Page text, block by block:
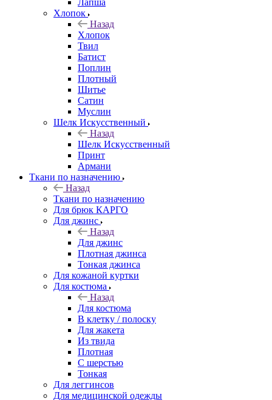
Лапша
Хлопок
Назад
Хлопок
Твил
Батист
Поплин
Плотный
Шитье
Сатин
Муслин
Шелк Искусственный
Назад
Шелк Искусственный
Принт
Армани
Ткани по назначению
Назад
Ткани по назначению
Для брюк КАРГО
Для джинс
Назад
Для джинс
Плотная джинса
Тонкая джинса
Для кожаной куртки
Для костюма
Назад
Для костюма
В клетку / полоску
Для жакета
Из твида
Плотная
С шерстью
Тонкая
Для леггинсов
Для медицинской одежды